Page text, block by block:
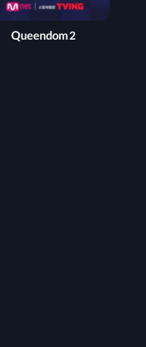
Queendom 2